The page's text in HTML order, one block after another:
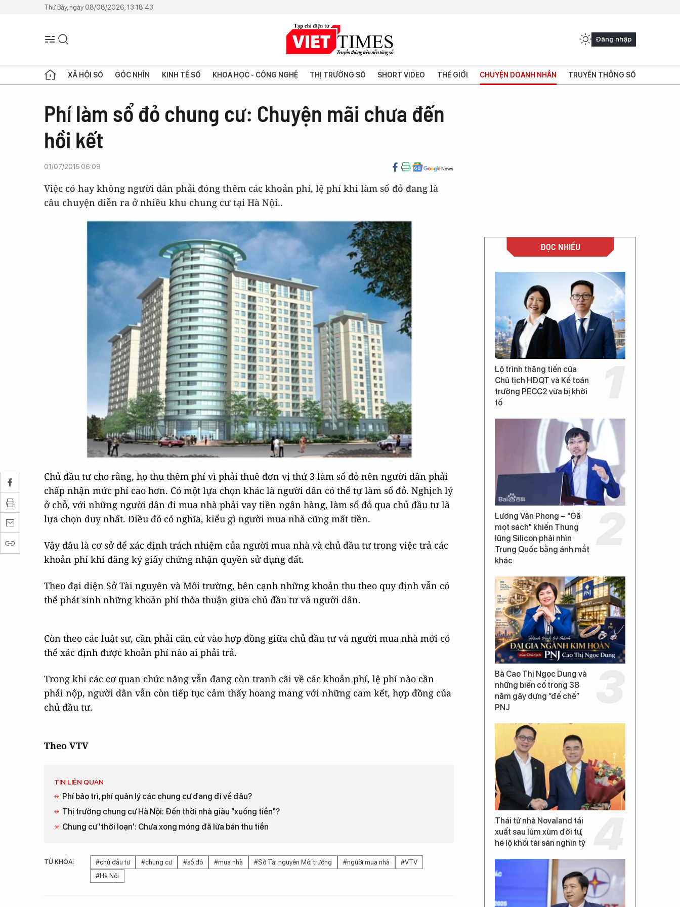
Thứ Bảy, ngày 08/08/2026, 13:18:43
Đăng nhập
XÃ HỘI SỐ GÓC NHÌN KINH TẾ SỐ KHOA HỌC - CÔNG NGHỆ THỊ TRƯỜNG SỐ SHORT VIDEO THẾ GIỚI CHUYỆN DOANH NHÂN TRUYỀN THÔNG SỐ
Phí làm sổ đỏ chung cư: Chuyện mãi chưa đến
hồi kết
01/07/2015 06:09
Việc có hay không người dân phải đóng thêm các khoản phí, lệ phí khi làm sổ đỏ đang là
câu chuyện diễn ra ở nhiều khu chung cư tại Hà Nội..
Chủ đầu tư cho rằng, họ thu thêm phí vì phải thuê đơn vị thứ 3 làm sổ đỏ nên người dân phải
chấp nhận mức phí cao hơn. Có một lựa chọn khác là người dân có thể tự làm sổ đỏ. Nghịch lý
ở chỗ, với những người dân đi mua nhà phải vay tiền ngân hàng, làm sổ đỏ qua chủ đầu tư là
lựa chọn duy nhất. Điều đó có nghĩa, kiểu gì người mua nhà cũng mất tiền.
Vậy đâu là cơ sở để xác định trách nhiệm của người mua nhà và chủ đầu tư trong việc trả các
khoản phí khi đăng ký giấy chứng nhận quyền sử dụng đất.
Theo đại diện Sở Tài nguyên và Môi trường, bên cạnh những khoản thu theo quy định vẫn có
thể phát sinh những khoản phí thỏa thuận giữa chủ đầu tư và người dân.
Còn theo các luật sư, cần phải căn cứ vào hợp đồng giữa chủ đầu tư và người mua nhà mới có
thể xác định được khoản phí nào ai phải trả.
Trong khi các cơ quan chức năng vẫn đang còn tranh cãi về các khoản phí, lệ phí nào cần
phải nộp, người dân vẫn còn tiếp tục cảm thấy hoang mang với những cam kết, hợp đồng của
chủ đầu tư.
Theo VTV
TIN LIÊN QUAN
Phí bảo trì, phí quản lý các chung cư đang đi về đâu?
Thị trường chung cư Hà Nội: Đến thời nhà giàu "xuống tiền"?
Chung cư 'thời loạn': Chưa xong móng đã lừa bán thu tiền
TỪ KHÓA: #chủ đầu tư #chung cư #sổ đỏ #mua nhà #Sở Tài nguyên Môi trường #người mua nhà
#VTV
#Hà Nội
ĐỌC NHIỀU
Lộ trình thăng tiến của
Chủ tịch HĐQT và Kế toán
trưởng PECC2 vừa bị khởi
tố
Lương Văn Phong – "Gã
mọt sách" khiến Thung
lũng Silicon phải nhìn
Trung Quốc bằng ánh mắt
khác
Bà Cao Thị Ngọc Dung và
những biến cố trong 38
năm gây dựng “đế chế”
PNJ
Thái tử nhà Novaland tái
xuất sau lùm xùm đời tư,
hé lộ khối tài sản nghìn tỷ